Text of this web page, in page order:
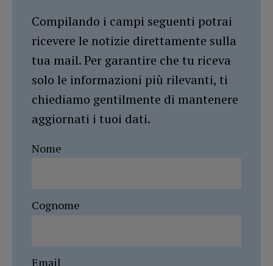
Compilando i campi seguenti potrai
ricevere le notizie direttamente sulla
tua mail. Per garantire che tu riceva
solo le informazioni più rilevanti, ti
chiediamo gentilmente di mantenere
aggiornati i tuoi dati.
Nome
Cognome
Email